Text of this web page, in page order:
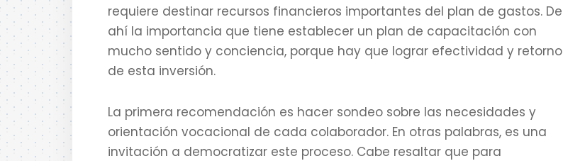
requiere destinar recursos financieros importantes del plan de gastos. De
ahí la importancia que tiene establecer un plan de capacitación con
mucho sentido y conciencia, porque hay que lograr efectividad y retorno
de esta inversión.
La primera recomendación es hacer sondeo sobre las necesidades y
orientación vocacional de cada colaborador. En otras palabras, es una
invitación a democratizar este proceso. Cabe resaltar que para